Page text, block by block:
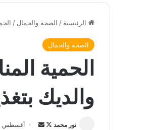
الرئيسية / الصحة والجمال /
الصحة والجمال
الحمية
والديك
نور محمد
ت
أغسطس 20, 2024